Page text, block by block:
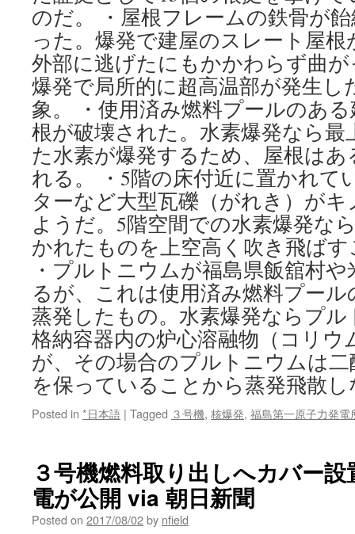
のだ。 ・屋根フレームの鉄骨が
った。爆発で建屋のスレート屋
外部に逃げたにもかかわらず曲
爆発で局所的に超高温部が発生し
象。 ・使用済み燃料プールのあ
根が破壊された。水素爆発なら最
た水素が爆発するため、屋根は
れる。 ・5階の床付近に置かれて
ターなど大型瓦礫（がれき）が
ようだ。5階空間での水素爆発な
かれたものを上空高く吹き飛ば
・プルトニウムが福島県飯舘村
るが、これは使用済み燃料プー
蒸発したもの。水素爆発ならプ
格納容器内の炉心溶融物（コリウ
が、その場合のプルトニウムは
を保っていることから蒸発飛散
Posted in *日本語 | Tagged ３号機, 核爆発, 福島第一原子力発電
３号機燃料取り出しへカバー
電が公開 via 朝日新聞
Posted on 2017/08/02by nfield